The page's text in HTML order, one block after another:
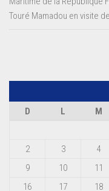
Touré Mamadou en visite
D
L M
2
3 4
9
10 11
16
17 18